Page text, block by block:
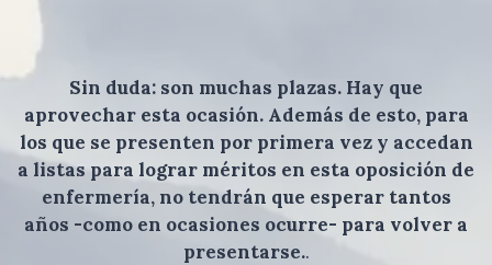
Sin duda: son muchas plazas. Hay que
aprovechar esta ocasión. Además de esto, para
los que se presenten por primera vez y accedan
a listas para lograr méritos en esta oposición de
enfermería, no tendrán que esperar tantos
años -como en ocasiones ocurre- para volver a
presentarse..